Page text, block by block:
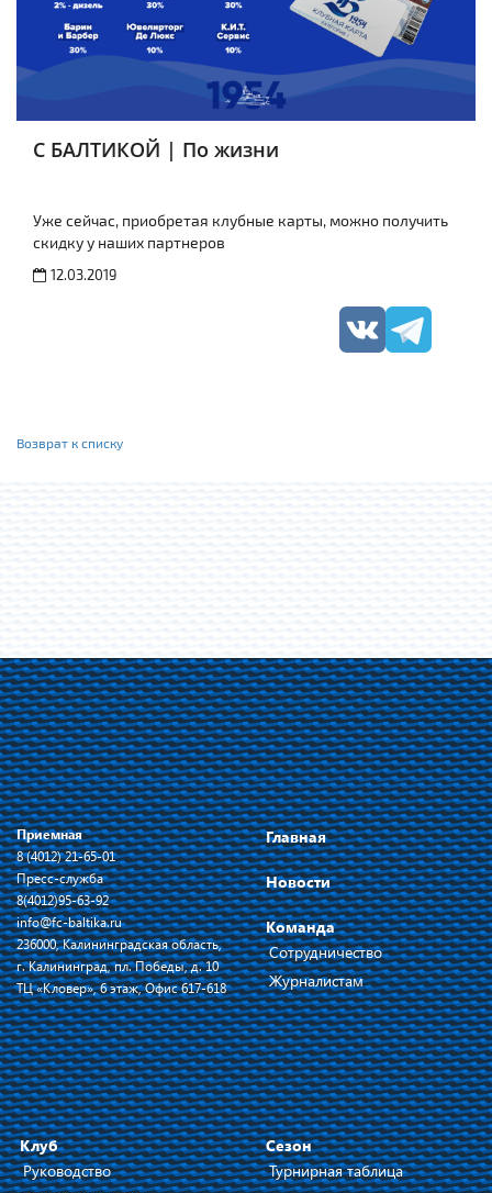
С БАЛТИКОЙ | По жизни
Уже сейчас, приобретая клубные карты, можно получить
скидку у наших партнеров
12.03.2019
Возврат к списку
Приемная
8 (4012) 21-65-01
Пресс-служба
8(4012)95-63-92
info@fc-baltika.ru
236000, Калининградская область,
г. Калининград, пл. Победы, д. 10
ТЦ «Кловер», 6 этаж, Офис 617-618
Главная
Новости
Команда
Сотрудничество
Журналистам
Клуб
Руководство
Сезон
Турнирная таблица